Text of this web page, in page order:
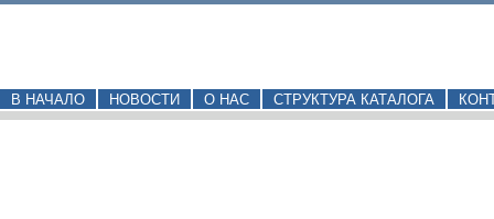
В НАЧАЛО НОВОСТИ О НАС СТРУКТУРА КАТАЛОГА